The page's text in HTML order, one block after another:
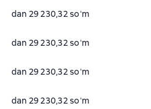
dan 29 230,32 soʻm
dan 29 230,32 soʻm
dan 29 230,32 soʻm
dan 29 230,32 soʻm